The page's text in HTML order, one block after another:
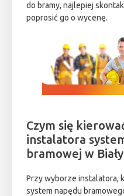
do bramy, najlepiej
poprosić go o wycenę.
Czym się
instalatora
bramowej w
Przy wyborze instalatora,
system napędu